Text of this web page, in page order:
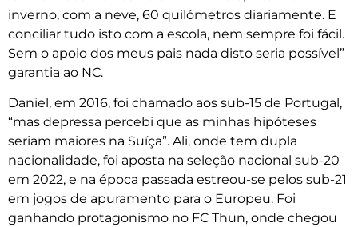
inverno, com a neve, 60 quilómetros diariamente. E
conciliar tudo isto com a escola, nem sempre foi fácil.
Sem o apoio dos meus pais nada disto seria possível”
garantia ao NC.
Daniel, em 2016, foi chamado aos sub-15 de Portugal,
“mas depressa percebi que as minhas hipóteses
seriam maiores na Suíça”. Ali, onde tem dupla
nacionalidade, foi aposta na seleção nacional sub-20
em 2022, e na época passada estreou-se pelos sub-21
em jogos de apuramento para o Europeu. Foi
ganhando protagonismo no FC Thun, onde chegou